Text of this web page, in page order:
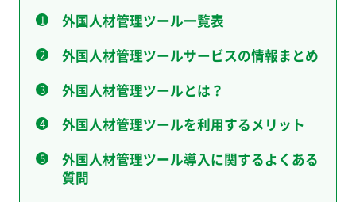
外国人材管理ツール一覧表
外国人材管理ツールサービスの情報まとめ
外国人材管理ツールとは？
外国人材管理ツールを利用するメリット
外国人材管理ツール導入に関するよくある
質問